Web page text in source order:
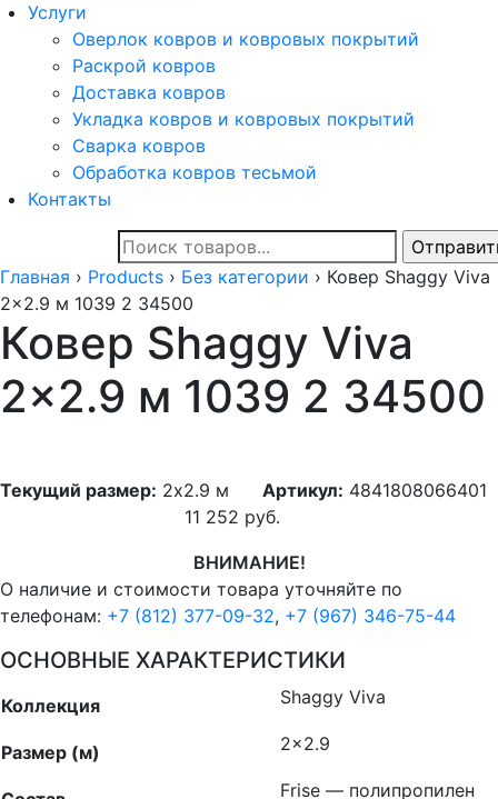
Услуги
Оверлок ковров и ковровых покрытий
Раскрой ковров
Доставка ковров
Укладка ковров и ковровых покрытий
Сварка ковров
Обработка ковров тесьмой
Контакты
Главная › Products › Без категории › Ковер Shaggy Viva
2x2.9 м 1039 2 34500
Ковер Shaggy Viva
2×2.9 м 1039 2 34500
Текущий размер: 2x2.9 м Артикул: 4841808066401
11 252 руб.
ВНИМАНИЕ!
О наличие и стоимости товара уточняйте по
телефонам: +7 (812) 377-09-32, +7 (967) 346-75-44
ОСНОВНЫЕ ХАРАКТЕРИСТИКИ
Коллекция Shaggy Viva
Размер (м) 2×2.9
Frise — полипропилен